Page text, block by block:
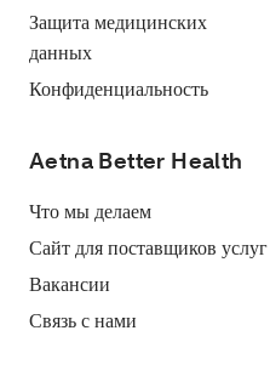
Защита медицинских
данных
Конфиденциальность
Aetna Better Health
Что мы делаем
Сайт для поставщиков услуг
Вакансии
Связь с нами